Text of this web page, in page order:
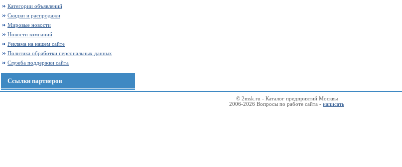
Категории объявлений
Скидки и распродажи
Мировые новости
Новости компаний
Реклама на нашем сайте
Политика обработки персональных данных
Служба поддержки сайта
Ссылки партнеров
© 2msk.ru - Каталог предприятий Москвы
2006-2026 Вопросы по работе сайта - написать